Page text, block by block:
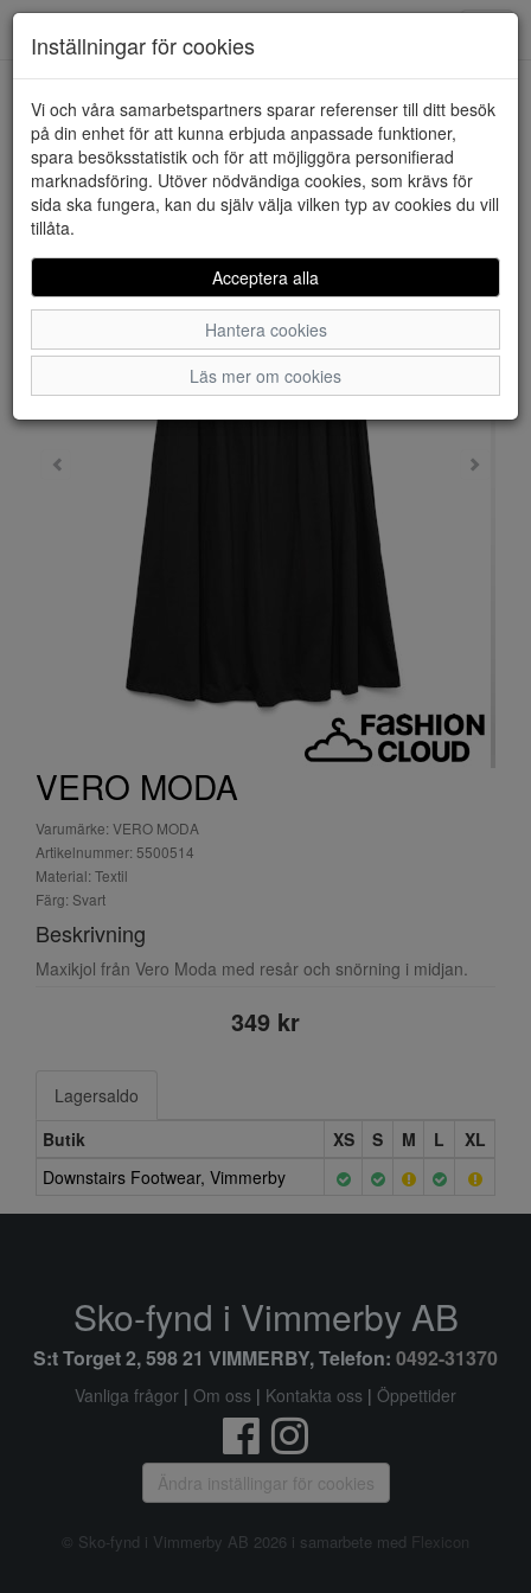
HEM VERO MODA
VERO MODA
Varumärke: VERO MODA
Artikelnummer: 5500514
Material: Textil
Färg: Svart
Beskrivning
Maxikjol från Vero Moda med resår och snörning i midjan.
349 kr
Lagersaldo
Butik
XS S M L
XL
Downstairs Footwear, Vimmerby
Inställningar för cookies
Vi och våra samarbetspartners sparar referenser till ditt besök
på din enhet för att kunna erbjuda anpassade funktioner,
spara besöksstatistik och för att möjliggöra personifierad
marknadsföring. Utöver nödvändiga cookies, som krävs för
sida ska fungera, kan du själv välja vilken typ av cookies du vill
tillåta.
Acceptera alla
Hantera cookies
Läs mer om cookies
Sko-fynd i Vimmerby AB
S:t Torget 2, 598 21 VIMMERBY, Telefon: 0492-31370
Vanliga frågor | Om oss | Kontakta oss | Öppettider
Ändra inställingar för cookies
© Sko-fynd i Vimmerby AB 2026 i samarbete med Flexicon